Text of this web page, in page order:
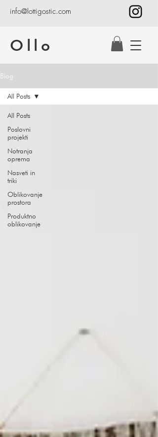
Ollo
info@lottigostic.com
Blog
All Posts
Poslovni
projekti
Notranja
oprema
Nasveti in
triki
Oblikovanje
prostora
Produktno
oblikovanje
All Posts